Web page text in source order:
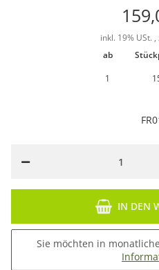
inkl. 19% USt. ,
ab
1
IN DEN
Sie möchten in